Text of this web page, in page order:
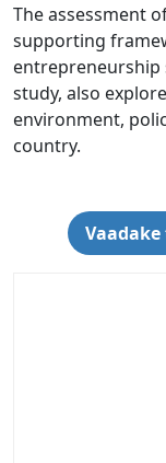
The assessment
supporting
entrepreneurship
study, also
environment,
country.